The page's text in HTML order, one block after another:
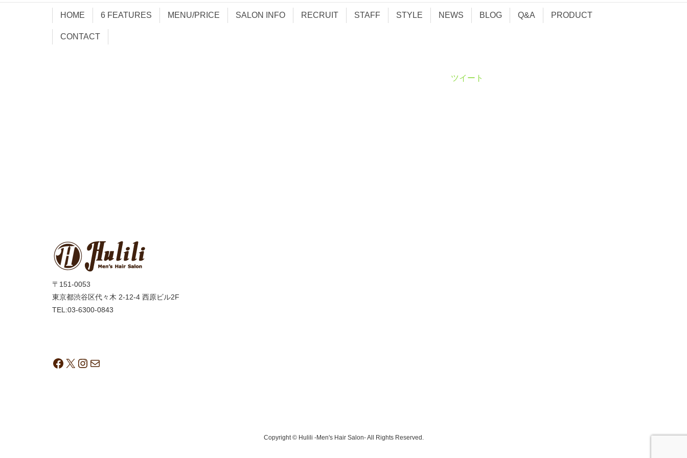
HOME 6 FEATURES MENU/PRICE SALON INFO RECRUIT STAFF STYLE NEWS BLOG Q&A PRODUCT
CONTACT
〒151-0053
東京都渋谷区代々木 2-12-4 西原ビル2F
TEL:03-6300-0843
ツイート
Copyright © Hulili -Men's Hair Salon- All Rights Reserved.